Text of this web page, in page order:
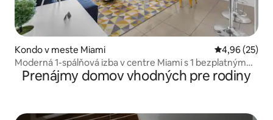
Kondo v meste Miami Priemerné
4,96 (25)
Moderná 1-spálňová izba v centre Miami s 1 bezplatným
parkovacím miestom
Prenájmy domov vhodných pre rodiny